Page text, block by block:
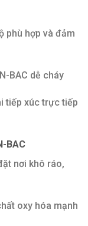
phù hợp và đảm
BAC dễ cháy
tiếp xúc trực tiếp
BAC
nơi khô ráo,
oxy hóa mạnh